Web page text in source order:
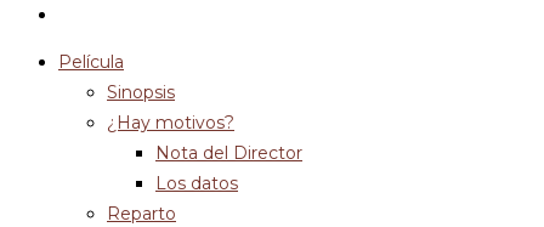
Película
Sinopsis
¿Hay motivos?
Nota del Director
Los datos
Reparto